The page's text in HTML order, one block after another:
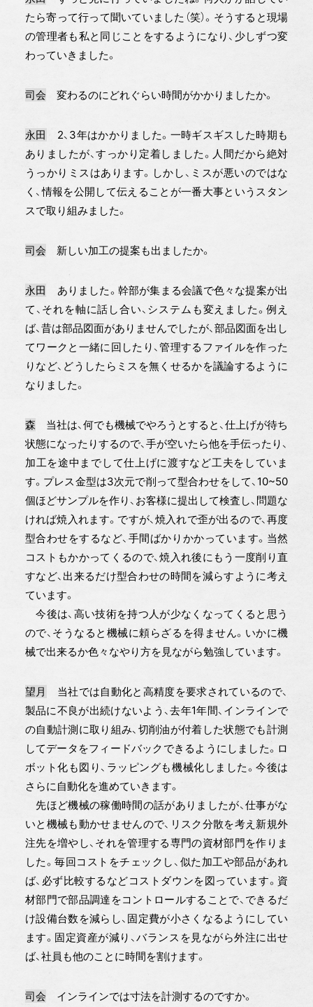
たら寄って行って聞いていました（笑）。そうすると現場
の管理者も私と同じことをするようになり、少しずつ変
わっていきました。
司会 変わるのにどれぐらい時間がかかりましたか。
永田
2、3年はかかりました。一時ギスギスした時期も
ありましたが、すっかり定着しました。人間だから絶対
うっかりミスはあります。しかし、ミスが悪いのではな
く、情報を公開して伝えることが一番大事というスタン
スで取り組みました。
司会 新しい加工の提案も出ましたか。
永田
ありました。幹部が集まる会議で色々な提案が出
て、それを軸に話し合い、システムも変えました。例え
ば、昔は部品図面がありませんでしたが、部品図面を出し
てワークと一緒に回したり、管理するファイルを作った
りなど、どうしたらミスを無くせるかを議論するように
なりました。
森 当社は、何でも機械でやろうとすると、仕上げが待ち
状態になったりするので、手が空いたら他を手伝ったり、
加工を途中までして仕上げに渡すなど工夫をしていま
す。プレス金型は3次元で削って型合わせをして、10~50
個ほどサンプルを作り、お客様に提出して検査し、問題な
ければ焼入れます。ですが、焼入れで歪が出るので、再度
型合わせをするなど、手間ばかりかかっています。当然
コストもかかってくるので、焼入れ後にもう一度削り直
すなど、出来るだけ型合わせの時間を減らすように考え
ています。
今後は、高い技術を持つ人が少なくなってくると思う
ので、そうなると機械に頼らざるを得ません。いかに機
械で出来るか色々なやり方を見ながら勉強しています。
望月
当社では自動化と高精度を要求されているので、
製品に不良が出続けないよう、去年1年間、インラインで
の自動計測に取り組み、切削油が付着した状態でも計測
してデータをフィードバックできるようにしました。ロ
ボット化も図り、ラッピングも機械化しました。今後は
さらに自動化を進めていきます。
先ほど機械の稼働時間の話がありましたが、仕事がな
いと機械も動かせませんので、リスク分散を考え新規外
注先を増やし、それを管理する専門の資材部門を作りま
した。毎回コストをチェックし、似た加工や部品があれ
ば、必ず比較するなどコストダウンを図っています。資
材部門で部品調達をコントロールすることで、できるだ
け設備台数を減らし、固定費が小さくなるようにしてい
ます。固定資産が減り、バランスを見ながら外注に出せ
ば、社員も他のことに時間を割けます。
司会 インラインでは寸法を計測するのですか。